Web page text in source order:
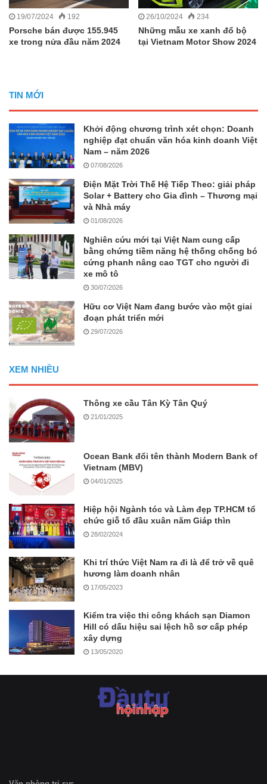
19/07/2024 192
Porsche bán được 155.945
xe trong nửa đầu năm 2024
26/10/2024 234
Những mẫu xe xanh đổ bộ
tại Vietnam Motor Show 2024
TIN MỚI
Khởi động chương trình xét chọn: Doanh
nghiệp đạt chuẩn văn hóa kinh doanh Việt
Nam – năm 2026
07/08/2026
Điện Mặt Trời Thế Hệ Tiếp Theo: giải pháp
Solar + Battery cho Gia đình – Thương mại
và Nhà máy
01/08/2026
Nghiên cứu mới tại Việt Nam cung cấp
bằng chứng tiềm năng hệ thống chống bó
cứng phanh nâng cao TGT cho người đi
xe mô tô
30/07/2026
Hữu cơ Việt Nam đang bước vào một giai
đoạn phát triển mới
29/07/2026
XEM NHIỀU
Thông xe cầu Tân Kỳ Tân Quý
21/01/2025
Ocean Bank đổi tên thành Modern Bank of
Vietnam (MBV)
04/01/2025
Hiệp hội Ngành tóc và Làm đẹp TP.HCM tổ
chức giỗ tổ đầu xuân năm Giáp thìn
28/02/2024
Khi trí thức Việt Nam ra đi là để trở về quê
hương làm doanh nhân
17/05/2023
Kiểm tra việc thi công khách sạn Diamon
Hill có dấu hiệu sai lệch hồ sơ cấp phép
xây dựng
13/05/2020